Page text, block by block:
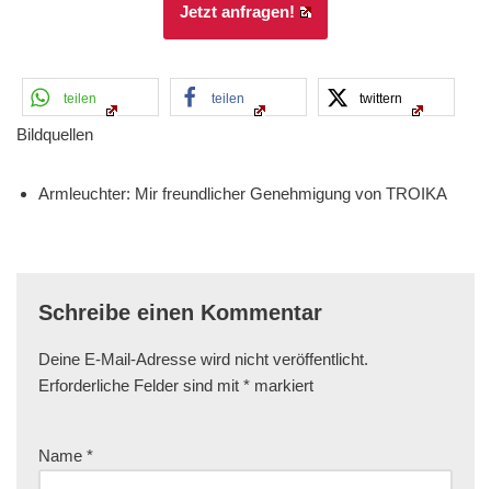
Jetzt anfragen!
teilen teilen twittern
Bildquellen
Armleuchter: Mir freundlicher Genehmigung von TROIKA
Schreibe einen Kommentar
Deine E-Mail-Adresse wird nicht veröffentlicht.
Erforderliche Felder sind mit * markiert
Name *